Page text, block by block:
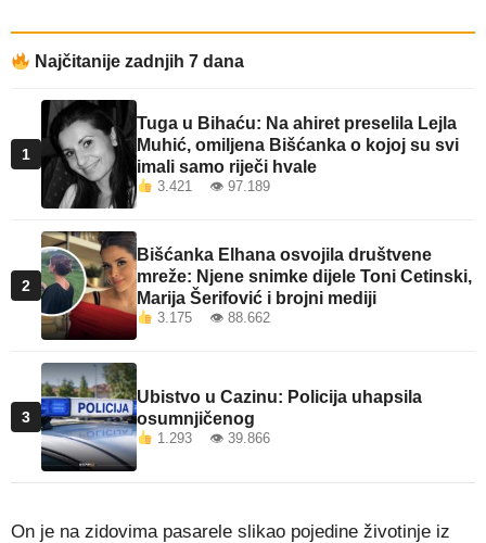
Najčitanije zadnjih 7 dana
1
Tuga u Bihaću: Na ahiret preselila Lejla
Muhić, omiljena Bišćanka o kojoj su svi
imali samo riječi hvale
3.421 👁 97.189
2
Bišćanka Elhana osvojila društvene
mreže: Njene snimke dijele Toni Cetinski,
Marija Šerifović i brojni mediji
3.175 👁 88.662
3
Ubistvo u Cazinu: Policija uhapsila
osumnjičenog
1.293 👁 39.866
On je na zidovima pasarele slikao pojedine životinje iz